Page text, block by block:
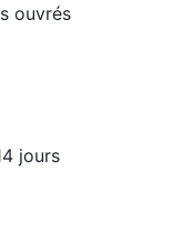
ouvrés
jours